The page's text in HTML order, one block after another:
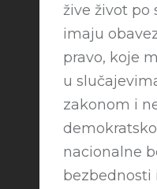
žive život po
imaju
pravo, koje
u
zakonom i
nacionalne
bezbednosti